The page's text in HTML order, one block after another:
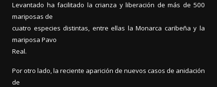
Levantado ha facilitado la crianza y liberación de más de 500
mariposas de
cuatro especies distintas, entre ellas la Monarca caribeña y la
mariposa Pavo
Real.
Por otro lado, la reciente aparición de nuevos casos de anidación
de